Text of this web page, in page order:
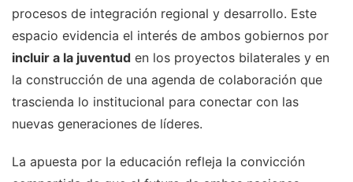
procesos de integración regional y desarrollo. Este
espacio evidencia el interés de ambos gobiernos por
incluir a la juventud en los proyectos bilaterales y en
la construcción de una agenda de colaboración que
trascienda lo institucional para conectar con las
nuevas generaciones de líderes.
La apuesta por la educación refleja la convicción